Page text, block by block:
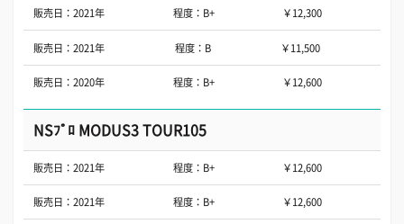
販売日：2021年 程度：B+ ￥12,300
販売日：2021年 程度：B ￥11,500
販売日：2020年 程度：B+ ￥12,600
NSﾌﾟﾛ MODUS3 TOUR105
販売日：2021年 程度：B+ ￥12,600
販売日：2021年 程度：B+ ￥12,600